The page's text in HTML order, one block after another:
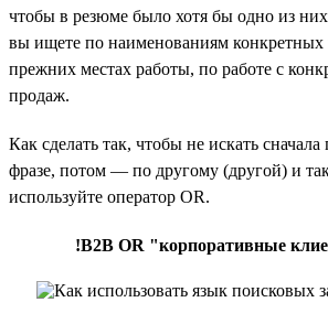
чтобы в резюме было хотя бы одно из
вы ищете по наименованиям конкретных
прежних местах работы, по работе с
продаж.
Как сделать так, чтобы не искать
фразе, потом — по другому (другой) и
используйте оператор OR.
!B2B OR "корпоративные